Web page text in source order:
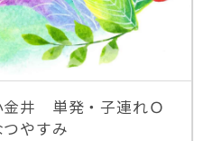
井 単発・子連れＯ
やすみ